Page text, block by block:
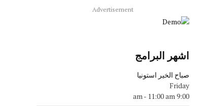
Advertisement
اشهر البرامج
صباح الخير استونيا
Friday
9:00 am
- 11:00 am